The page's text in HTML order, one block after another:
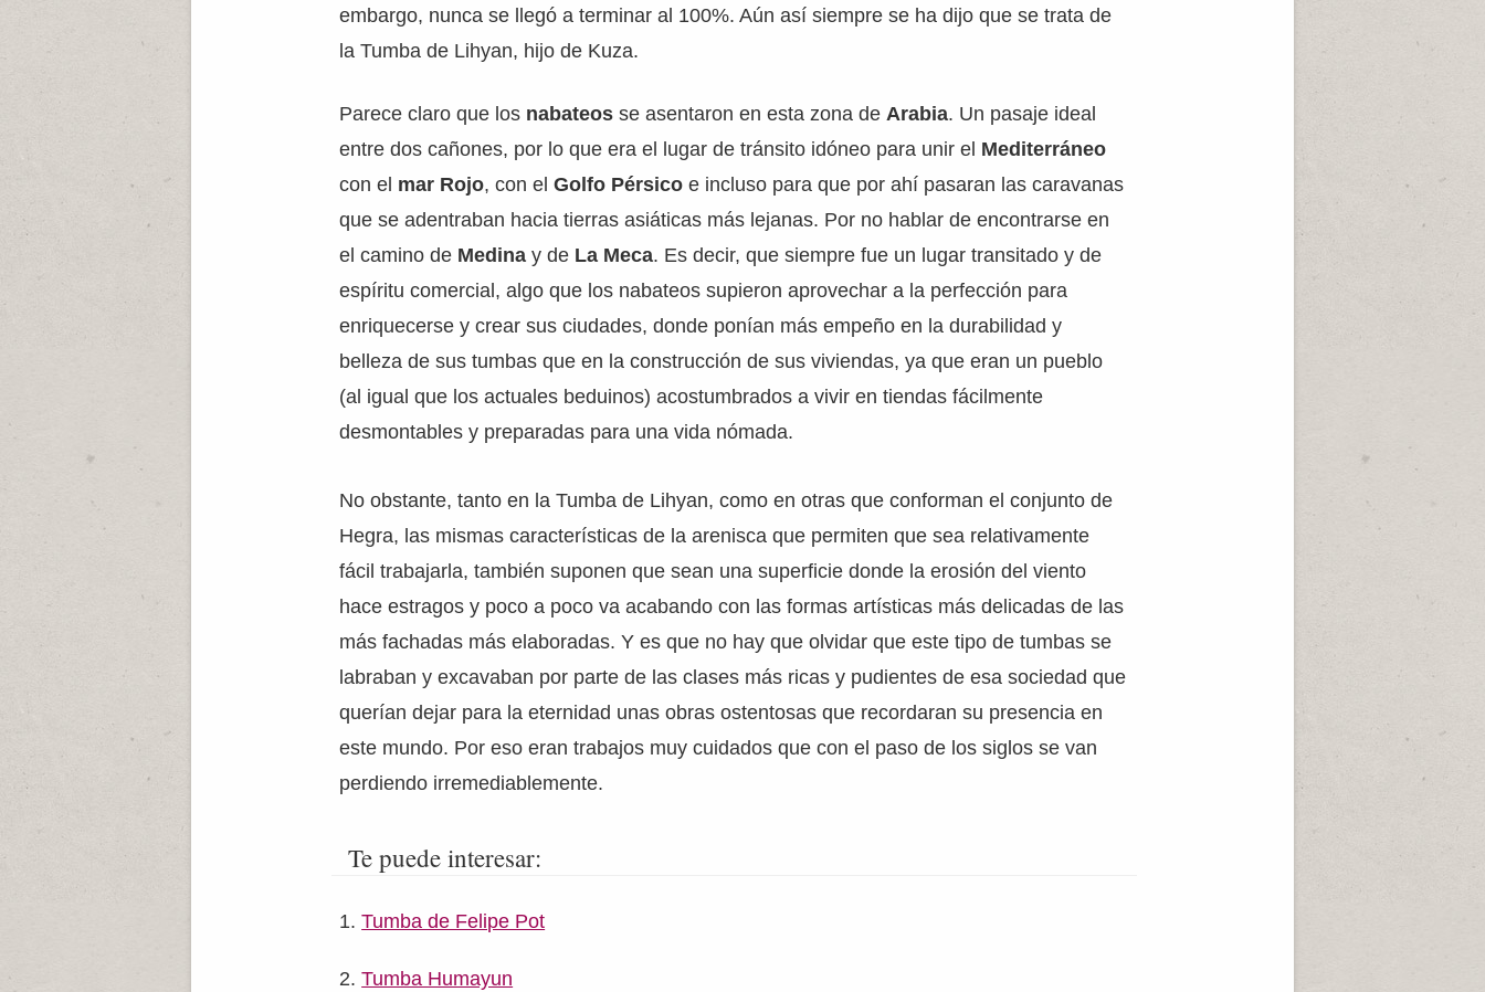
embargo, nunca se llegó a terminar al 100%. Aún así siempre se ha dijo que se trata de
la Tumba de Lihyan, hijo de Kuza.
Parece claro que los nabateos se asentaron en esta zona deArabia. Un pasaje ideal
entre dos cañones, por lo que era el lugar de tránsito idóneo para unir el Mediterráneo
con el mar Rojo, con elGolfo Pérsico e incluso para que por ahí pasaran las caravanas
que se adentraban hacia tierras asiáticas más lejanas. Por no hablar de encontrarse en
el camino de Medina y de La Meca. Es decir, que siempre fue un lugar transitado y de
espíritu comercial, algo que los nabateos supieron aprovechar a la perfección para
enriquecerse y crear sus ciudades, donde ponían más empeño en la durabilidad y
belleza de sus tumbas que en la construcción de sus viviendas, ya que eran un pueblo
(al igual que los actuales beduinos) acostumbrados a vivir en tiendas fácilmente
desmontables y preparadas para una vida nómada.
No obstante, tanto en la Tumba de Lihyan, como en otras que conforman el conjunto de
Hegra, las mismas características de la arenisca que permiten que sea relativamente
fácil trabajarla, también suponen que sean una superficie donde la erosión del viento
hace estragos y poco a poco va acabando con las formas artísticas más delicadas de las
más fachadas más elaboradas. Y es que no hay que olvidar que este tipo de tumbas se
labraban y excavaban por parte de las clases más ricas y pudientes de esa sociedad que
querían dejar para la eternidad unas obras ostentosas que recordaran su presencia en
este mundo. Por eso eran trabajos muy cuidados que con el paso de los siglos se van
perdiendo irremediablemente.
Te puede interesar:
Tumba de Felipe Pot
Tumba Humayun